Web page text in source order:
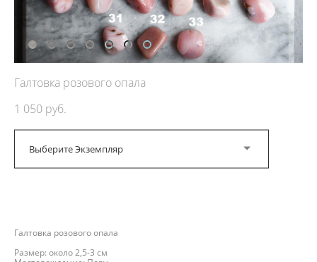
Галтовка розового опала
1 050 pуб.
Выберите Экземпляр
Галтовка розового опала
Размер: около 2,5-3 см